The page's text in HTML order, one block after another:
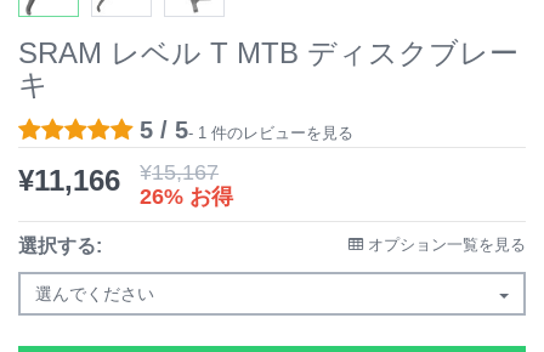
SRAM レベル T MTB ディスクブレー
キ
5 / 5- 1 件のレビューを見る
¥11,166 ¥15,167
26% お得
選択する: オプション一覧を見る
選んでください